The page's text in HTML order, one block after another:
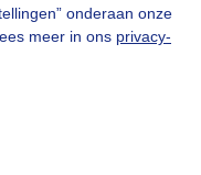
onderaan onze
meer in ons privacy-